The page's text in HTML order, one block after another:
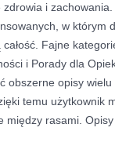
zdrowia i
w którym
całość. Fajne
i Porady dla
obszerne opisy
temu użytkownik
między rasami. Opisy